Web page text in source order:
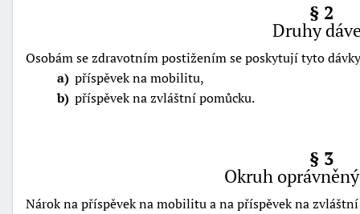
§ 2
Druhy
Osobám se zdravotním postižením se poskytují tyto
a příspěvek na mobilitu,
b příspěvek na zvláštní pomůcku.
§ 3
Okruh
Nárok na příspěvek na mobilitu a na příspěvek na
+náhrady